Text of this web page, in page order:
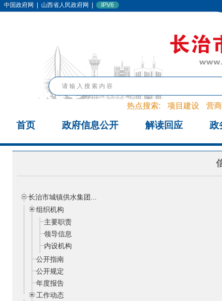
中国政府网 山西省人民政府网 IPV6
热点搜索: 项目建设 营
首页 政府信息公开 解读回应 政
长治市城镇供水集团...
组织机构
主要职责
领导信息
内设机构
公开指南
公开规定
年度报告
工作动态